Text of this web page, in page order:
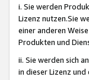
i. Sie werden
Lizenz nutzen.Sie
einer anderen
Produkten und
ii. Sie werden sich
in dieser Lizenz